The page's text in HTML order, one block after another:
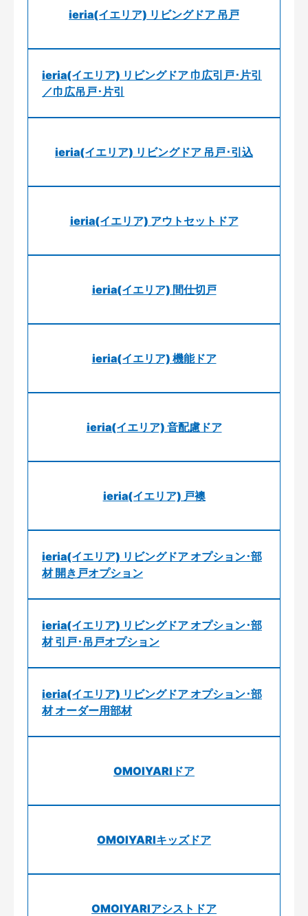
ieria(イエリア) リビングドア 吊戸
ieria(イエリア) リビングドア 巾広引戸･片引
／巾広吊戸･片引
ieria(イエリア) リビングドア 吊戸･引込
ieria(イエリア) アウトセットドア
ieria(イエリア) 間仕切戸
ieria(イエリア) 機能ドア
ieria(イエリア) 音配慮ドア
ieria(イエリア) 戸襖
ieria(イエリア) リビングドア オプション･部
材 開き戸オプション
ieria(イエリア) リビングドア オプション･部
材 引戸･吊戸オプション
ieria(イエリア) リビングドア オプション･部
材 オーダー用部材
OMOIYARIドア
OMOIYARIキッズドア
OMOIYARIアシストドア